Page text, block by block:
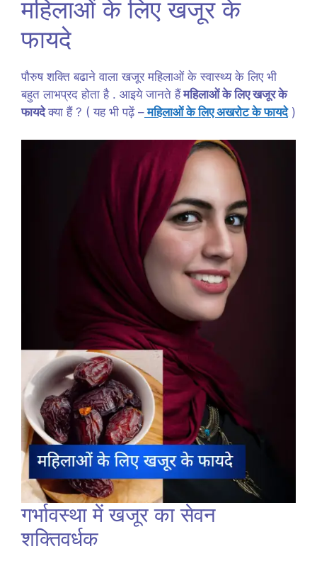
महिलाओं के लिए खजूर के
फायदे
पौरुष शक्ति बढाने वाला खजूर महिलाओं के स्वास्थ्य के लिए भी
बहुत लाभप्रद होता है . आइये जानते हैंमहिलाओं के लिए खजूर के
फायदेक्या हैं ? ( यह भी पढ़ें –महिलाओं के लिए अखरोट के फायदे)
गर्भावस्था में खजूर का सेवन
शक्तिवर्धक